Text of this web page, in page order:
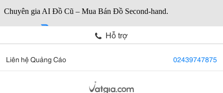
Hỗ trợ
Liên hệ Quảng Cáo 02439747875